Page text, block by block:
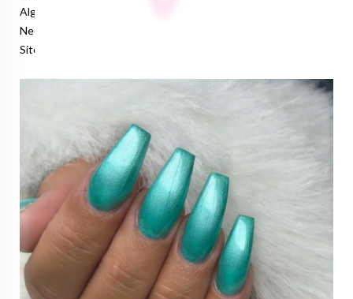
Algemene voorwaarden
Neem contact op
Sitemap